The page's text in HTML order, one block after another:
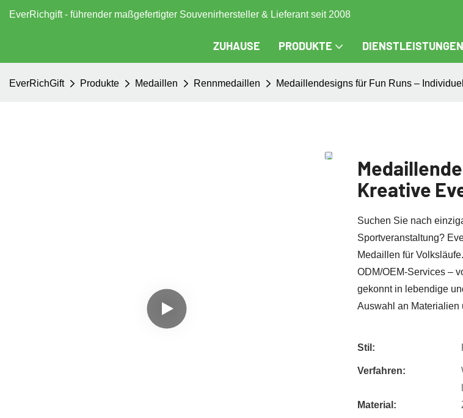
EverRichgift - führender maßgefertigter Souvenirhersteller & Lieferant seit 2008
ZUHAUSE PRODUKTE DIENSTLEISTUNGEN
EverRichGift Produkte Medaillen Rennmedaillen Medaillendesigns für Fun Runs –
Kreative
Suchen Sie nach
Sportveranstaltung?
Medaillen für
ODM/OEM-Services –
gekonnt in lebendige
Auswahl an Materialien
Stil:
Verfahren:
Material: